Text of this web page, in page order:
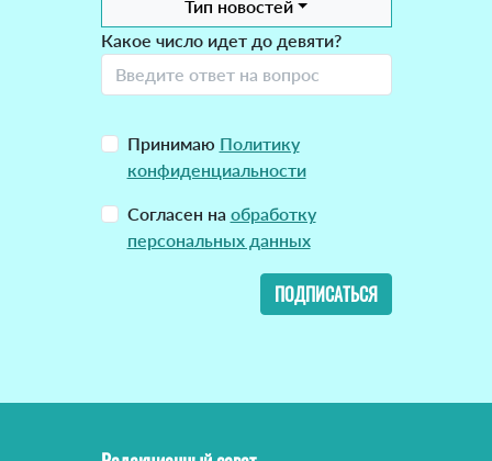
Тип новостей
Какое число идет до девяти?
Принимаю Политику
конфиденциальности
Согласен на обработку
персональных данных
ПОДПИСАТЬСЯ